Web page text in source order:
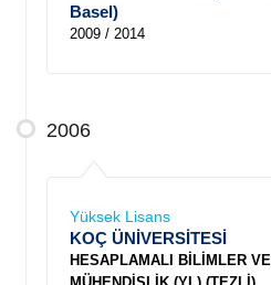
Basel)
2009 / 2014
2006
Yüksek Lisans
KOÇ ÜNİVERSİTESİ
HESAPLAMALI BİLİMLER VE